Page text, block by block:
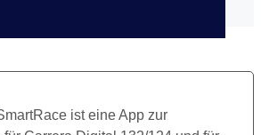
ist eine App zur